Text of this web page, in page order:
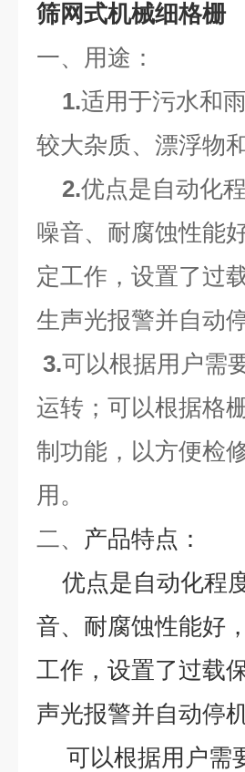
筛网式机械细格栅
一、 用途：
1.适用于污水和
较大杂质、漂浮物
2.优点是自动化
噪音、耐腐蚀性能
定工作，设置了过
生声光报警并自动
3.可以根据用户需
运转；可以根据格
制功能，以方便检
用。
二、 产品特点：
优点是自动化程
音、耐腐蚀性能好
工作，设置了过载
声光报警并自动停
可以根据用户需